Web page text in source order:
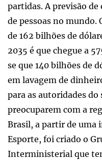
partidas. A previsão de
de pessoas no mundo.
de 162 bilhões de
2035 é que chegue a
se que 140 bilhões de
em lavagem de
para as autoridades do
preocuparem com a
Brasil, a partir de uma
Esporte, foi criado o
Interministerial que